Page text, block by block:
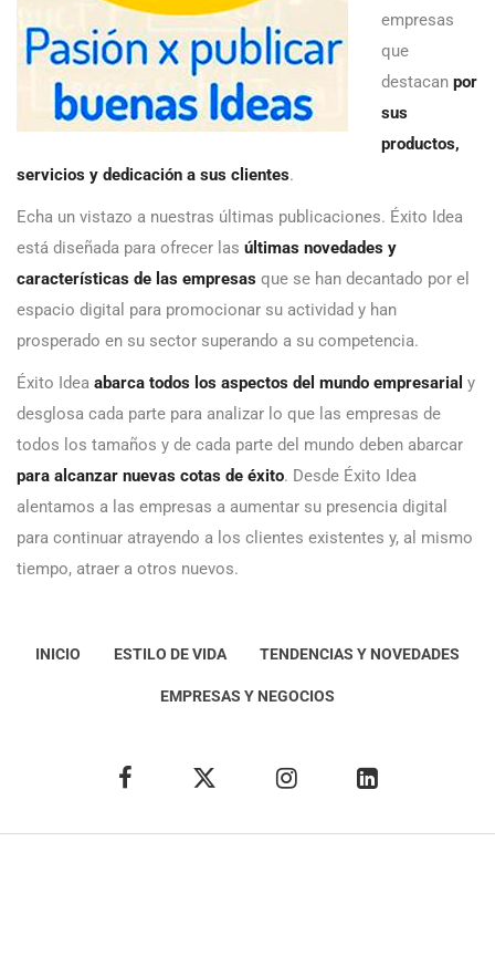
empresas
que
destacan por
sus
productos,
servicios y dedicación a sus clientes.
Echa un vistazo a nuestras últimas publicaciones. Éxito Idea
está diseñada para ofrecer las últimas novedades y
características de las empresas que se han decantado por el
espacio digital para promocionar su actividad y han
prosperado en su sector superando a su competencia.
Éxito Idea abarca todos los aspectos del mundo empresarial y
desglosa cada parte para analizar lo que las empresas de
todos los tamaños y de cada parte del mundo deben abarcar
para alcanzar nuevas cotas de éxito. Desde Éxito Idea
alentamos a las empresas a aumentar su presencia digital
para continuar atrayendo a los clientes existentes y, al mismo
tiempo, atraer a otros nuevos.
INICIO ESTILO DE VIDA TENDENCIAS Y NOVEDADES
EMPRESAS Y NEGOCIOS